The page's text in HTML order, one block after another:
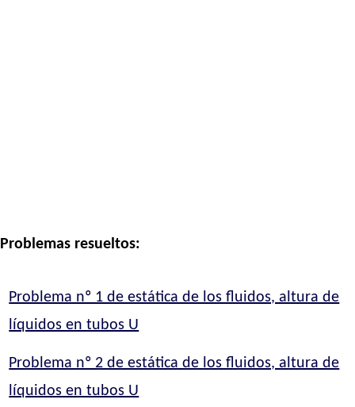
Problemas resueltos:
Problema nº 1 de estática de los fluidos, altura de
líquidos en tubos U
Problema nº 2 de estática de los fluidos, altura de
líquidos en tubos U